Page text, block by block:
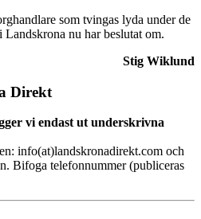
som tvingas lyda under de
nu har beslutat om.
Stig Wiklund
Direkt
vi endast ut underskrivna
info(at)landskronadirekt.com och
Bifoga telefonnummer (publiceras